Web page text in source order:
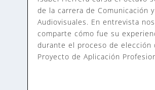
de la carrera de Comunicación
Audiovisuales. En entrevista nos
comparte cómo fue su
durante el proceso de elección
Proyecto de Aplicación